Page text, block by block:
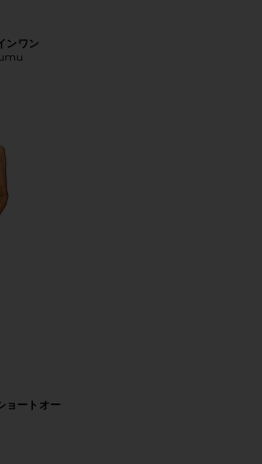
ンワン
WE THE FREE ZIGGY ショートオール
ートオー